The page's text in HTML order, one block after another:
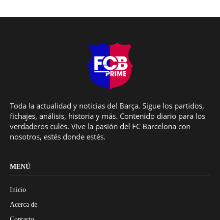
Toda la actualidad y noticias del Barça. Sigue los partidos,
fichajes, análisis, historia y más. Contenido diario para los
verdaderos culés. Vive la pasión del FC Barcelona con
nosotros, estés donde estés.
MENÚ
Inicio
Acerca de